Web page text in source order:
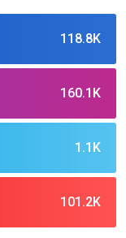
118.8K
160.1K
1.1K
101.2K